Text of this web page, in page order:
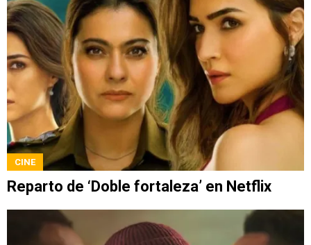
CINE
Reparto de ‘Doble fortaleza’ en Netflix